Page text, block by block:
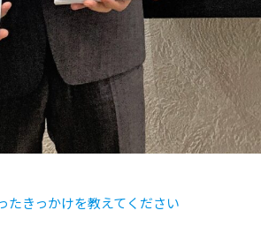
たきっかけを教えてください